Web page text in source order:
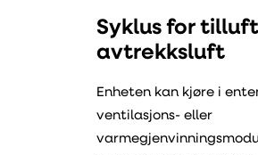
Syklus for
avtrekksluft
Enheten kan kjøre i
ventilasjons- eller